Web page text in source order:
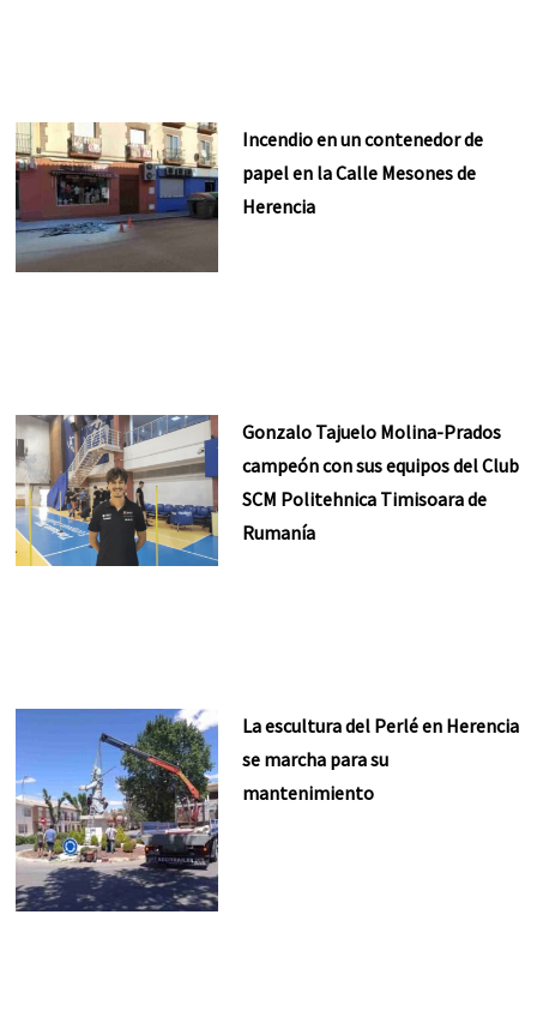
Incendio en un contenedor de
papel en la Calle Mesones de
Herencia
Gonzalo Tajuelo Molina-Prados
campeón con sus equipos del Club
SCM Politehnica Timisoara de
Rumanía
La escultura del Perlé en Herencia
se marcha para su
mantenimiento